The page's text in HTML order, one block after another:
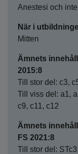
Anestesi och
När i
Mitten
Ämnets
2015:8
Till stor del: c3,
Till viss del: a1,
c9, c11, c12
Ämnets
FS 2021:8
Till stor del: